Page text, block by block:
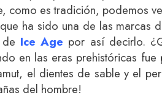
como es tradición, podemos
ha sido una de las marcas
Ice Age por así decirlo.
en las eras prehistóricas fue
el dientes de sable y el
del hombre!